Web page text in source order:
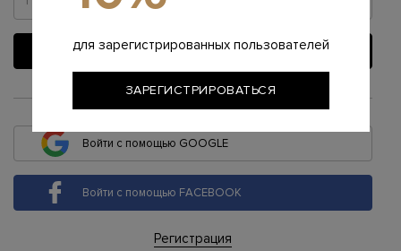
ВОЙТИ
или
Войти с помощью GOOGLE
Войти с помощью FACEBOOK
Регистрация
для зарегистрированных пользователей
ЗАРЕГИСТРИРОВАТЬСЯ